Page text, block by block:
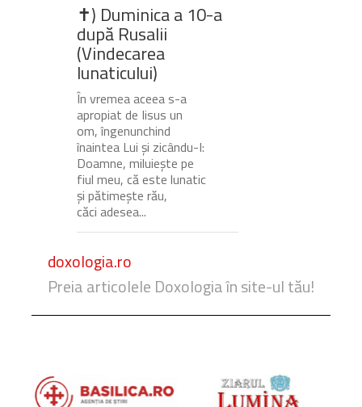
✝) Duminica a 10-a
după Rusalii
(Vindecarea
lunaticului)
În vremea aceea s-a
apropiat de Iisus un
om, îngenunchind
înaintea Lui și zicându-I:
Doamne, miluiește pe
fiul meu, că este lunatic
și pătimește rău,
căci adesea...
doxologia.ro
Preia articolele Doxologia în site-ul tău!